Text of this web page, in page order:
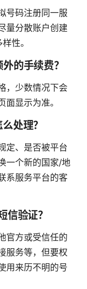
号码注册同一服
量分散账户创建
性。
的手续费？
，少数情况下会
面显示为准。
处理？
定、是否被平台
一个新的国家/地
系服务平台的客
信验证？
官方或受信任的
服务等，但要权
用来历不明的号